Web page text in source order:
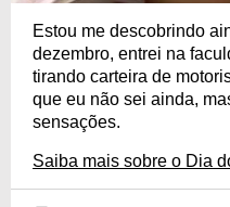
Estou me descobrindo
dezembro, entrei na
tirando carteira de
que eu não sei ainda,
sensações.
Saiba mais sobre o Dia